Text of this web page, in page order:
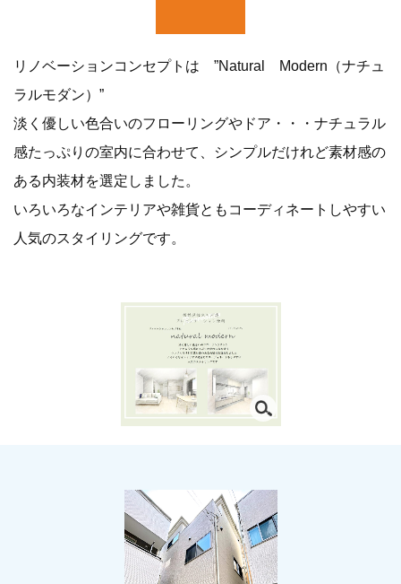
リノベーションコンセプトは ”Natural Modern（ナチュ
ラルモダン）”
淡く優しい色合いのフローリングやドア・・・ナチュラル
感たっぷりの室内に合わせて、シンプルだけれど素材感の
ある内装材を選定しました。
いろいろなインテリアや雑貨ともコーディネートしやすい
人気のスタイリングです。